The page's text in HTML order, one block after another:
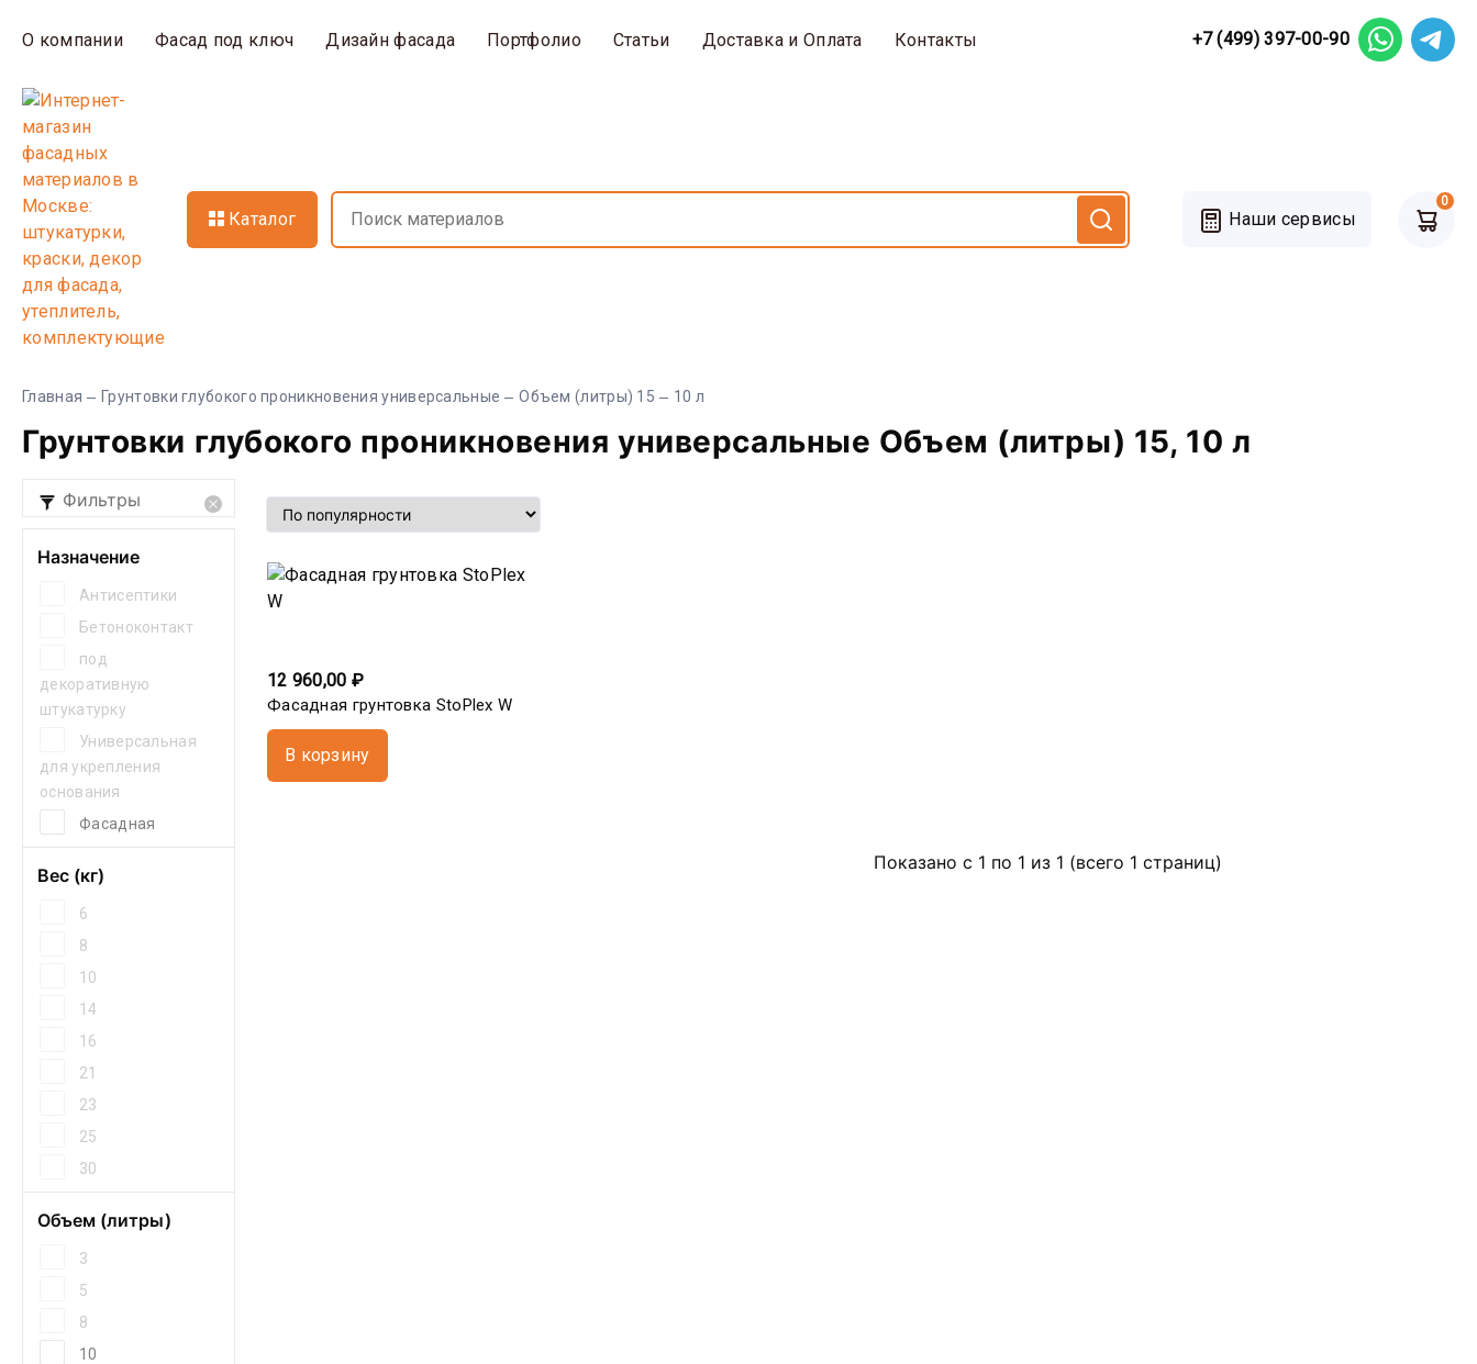
О компании Фасад под ключ Дизайн фасада Портфолио Статьи Доставка и Оплата Контакты +7 (499) 397-00-90
Каталог Наши сервисы
0
Главная Грунтовки глубокого проникновения универсальные Объем (литры) 15 10 л
Грунтовки глубокого проникновения универсальные Объем (литры) 15, 10 л
Фильтры
Назначение
Антисептики
Бетоноконтакт
под
декоративную
штукатурку
Универсальная
для укрепления
основания
Фасадная
Вес (кг)
6
8
10
14
16
21
23
25
30
Объем (литры)
3
5
8
10
12 960,00 ₽
Фасадная грунтовка StoPlex W
В корзину
Показано с 1 по 1 из 1 (всего 1 страниц)